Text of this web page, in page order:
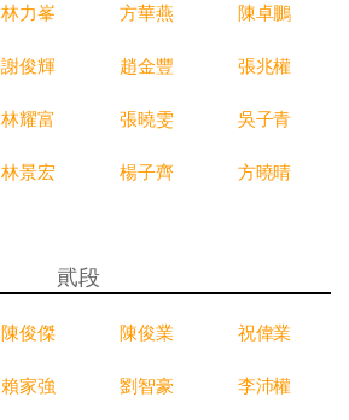
林力峯 方華燕 陳卓鵬
謝俊輝 趙金豐 張兆權
林耀富 張曉雯 吳子青
林景宏 楊子齊 方曉晴
貮段
陳俊傑 陳俊業 祝偉業
賴家強 劉智豪 李沛權